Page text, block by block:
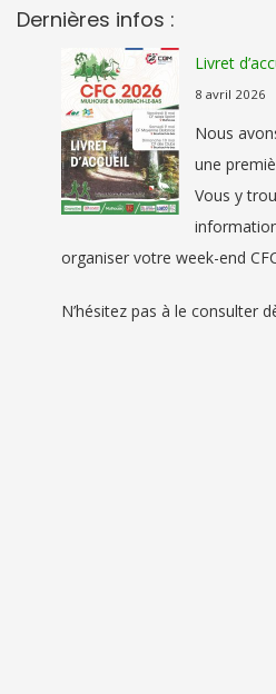
Dernières infos :
Livret
8 avril 2026
Nous
une
Vous y
organiser votre week-end
N’hésitez pas à le consulter